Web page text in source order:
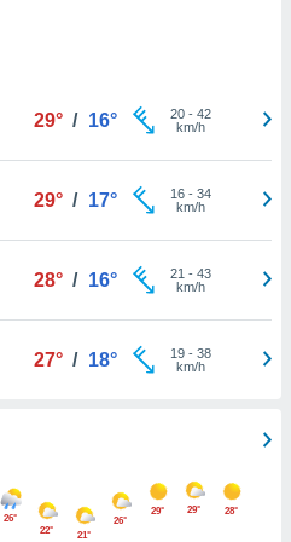
29° / 16° 20- 42
km/h
29° / 17° 16- 34
km/h
28° / 16° 21 - 43
km/h
27° / 18° 19- 38
km/h
26°
22°
21°
26°
29° 29° 28°